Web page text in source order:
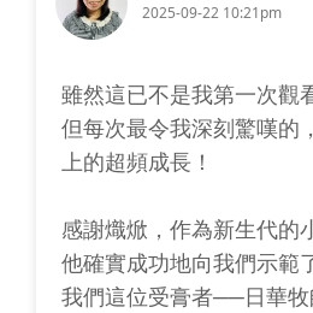
2025-09-22 10:21pm
雖然這已不是我第一次觀
但每次最令我深刻驚嘆的
上的超頻成長！
感謝熾焮，作為新生代的
他確實成功地向我們示範
我們這位受膏者──日華牧